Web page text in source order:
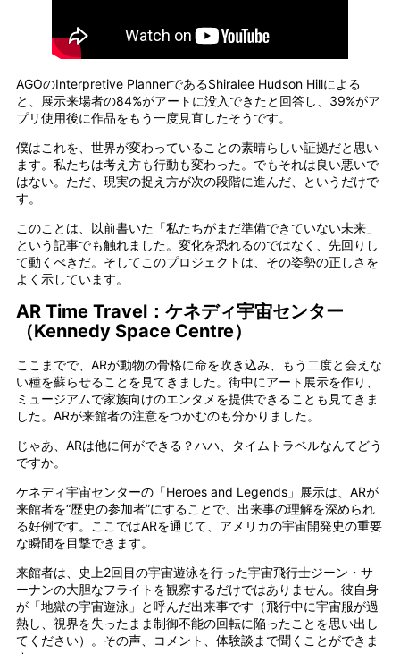
AGOのInterpretive PlannerであるShiralee Hudson Hillによる
と、展示来場者の84%がアートに没入できたと回答し、39%がア
プリ使用後に作品をもう一度見直したそうです。
僕はこれを、世界が変わっていることの素晴らしい証拠だと思い
ます。私たちは考え方も行動も変わった。でもそれは良い悪いで
はない。ただ、現実の捉え方が次の段階に進んだ、というだけで
す。
このことは、以前書いた「私たちがまだ準備できていない未来」
という記事でも触れました。変化を恐れるのではなく、先回りし
て動くべきだ。そしてこのプロジェクトは、その姿勢の正しさを
よく示しています。
AR Time Travel：ケネディ宇宙センター
（Kennedy Space Centre）
ここまでで、ARが動物の骨格に命を吹き込み、もう二度と会えな
い種を蘇らせることを見てきました。街中にアート展示を作り、
ミュージアムで家族向けのエンタメを提供できることも見てきま
した。ARが来館者の注意をつかむのも分かりました。
じゃあ、ARは他に何ができる？ハハ、タイムトラベルなんてどう
ですか。
ケネディ宇宙センターの「Heroes and Legends」展示は、ARが
来館者を“歴史の参加者”にすることで、出来事の理解を深められ
る好例です。ここではARを通じて、アメリカの宇宙開発史の重要
な瞬間を目撃できます。
来館者は、史上2回目の宇宙遊泳を行った宇宙飛行士ジーン・サ
ーナンの大胆なフライトを観察するだけではありません。彼自身
が「地獄の宇宙遊泳」と呼んだ出来事です（飛行中に宇宙服が過
熱し、視界を失ったまま制御不能の回転に陥ったことを思い出し
てください）。その声、コメント、体験談まで聞くことができま